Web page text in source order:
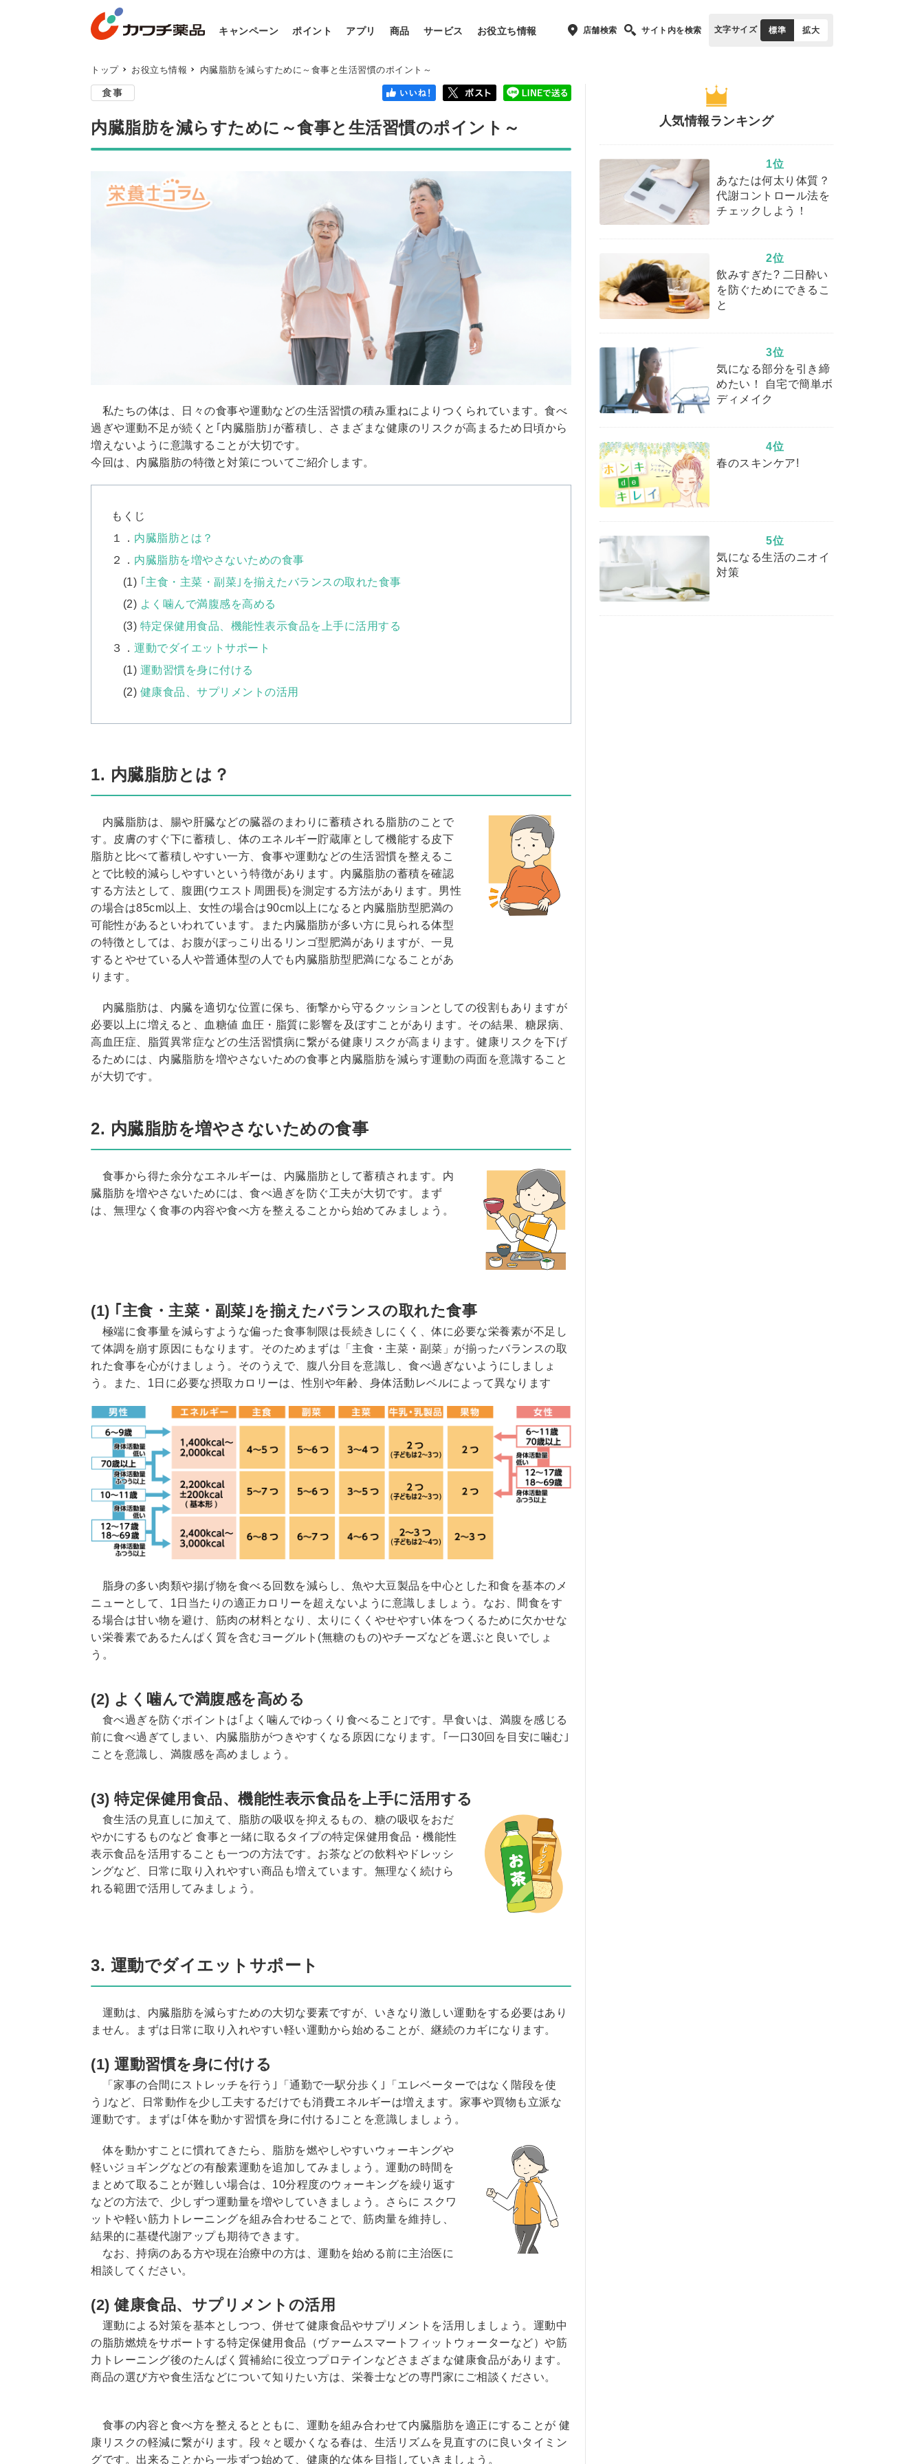
キャンペーン ポイント アプリ 商品 サービス お役立ち情報 店舗検索 サイト内を検索 文字サイズ 標準 拡大
トップ お役立ち情報 内臓脂肪を減らすために～食事と生活習慣のポイント～
内臓脂肪を減らすために～食事と生活習慣のポイント～
私たちの体は、日々の食事や運動などの生活習慣の積み重ねによりつくられています。食べ
過ぎや運動不足が続くと｢内臓脂肪｣が蓄積し、さまざまな健康のリスクが高まるため日頃から
増えないように意識することが大切です。
今回は、内臓脂肪の特徴と対策についてご紹介します。
もくじ
１． 内臓脂肪とは？
２． 内臓脂肪を増やさないための食事
(1) ｢主食・主菜・副菜｣を揃えたバランスの取れた食事
(2) よく噛んで満腹感を高める
(3) 特定保健用食品、機能性表示食品を上手に活用する
３． 運動でダイエットサポート
(1) 運動習慣を身に付ける
(2) 健康食品、サプリメントの活用
1. 内臓脂肪とは？
内臓脂肪は、腸や肝臓などの臓器のまわりに蓄積される脂肪のことで
す。皮膚のすぐ下に蓄積し、体のエネルギー貯蔵庫として機能する皮下
脂肪と比べて蓄積しやすい一方、食事や運動などの生活習慣を整えるこ
とで比較的減らしやすいという特徴があります。内臓脂肪の蓄積を確認
する方法として、腹囲(ウエスト周囲長)を測定する方法があります。男性
の場合は85cm以上、女性の場合は90cm以上になると内臓脂肪型肥満の
可能性があるといわれています。また内臓脂肪が多い方に見られる体型
の特徴としては、お腹がぽっこり出るリンゴ型肥満がありますが、一見
するとやせている人や普通体型の人でも内臓脂肪型肥満になることがあ
ります。
内臓脂肪は、内臓を適切な位置に保ち、衝撃から守るクッションとしての役割もありますが
必要以上に増えると、血糖値 血圧・脂質に影響を及ぼすことがあります。その結果、糖尿病、
高血圧症、脂質異常症などの生活習慣病に繋がる健康リスクが高まります。健康リスクを下げ
るためには、内臓脂肪を増やさないための食事と内臓脂肪を減らす運動の両面を意識すること
が大切です。
2. 内臓脂肪を増やさないための食事
食事から得た余分なエネルギーは、内臓脂肪として蓄積されます。内
臓脂肪を増やさないためには、食べ過ぎを防ぐ工夫が大切です。まず
は、無理なく食事の内容や食べ方を整えることから始めてみましょう。
(1) ｢主食・主菜・副菜｣を揃えたバランスの取れた食事
極端に食事量を減らすような偏った食事制限は長続きしにくく、体に必要な栄養素が不足し
て体調を崩す原因にもなります。そのためまずは「主食・主菜・副菜」が揃ったバランスの取
れた食事を心がけましょう。そのうえで、腹八分目を意識し、食べ過ぎないようにしましょ
う。また、1日に必要な摂取カロリーは、性別や年齢、身体活動レベルによって異なります
脂身の多い肉類や揚げ物を食べる回数を減らし、魚や大豆製品を中心とした和食を基本のメ
ニューとして、1日当たりの適正カロリーを超えないように意識しましょう。なお、間食をす
る場合は甘い物を避け、筋肉の材料となり、太りにくくやせやすい体をつくるために欠かせな
い栄養素であるたんぱく質を含むヨーグルト(無糖のもの)やチーズなどを選ぶと良いでしょ
う。
(2) よく噛んで満腹感を高める
食べ過ぎを防ぐポイントは｢よく噛んでゆっくり食べること｣です。早食いは、満腹を感じる
前に食べ過ぎてしまい、内臓脂肪がつきやすくなる原因になります。｢一口30回を目安に噛む｣
ことを意識し、満腹感を高めましょう。
(3) 特定保健用食品、機能性表示食品を上手に活用する
食生活の見直しに加えて、脂肪の吸収を抑えるもの、糖の吸収をおだ
やかにするものなど 食事と一緒に取るタイプの特定保健用食品・機能性
表示食品を活用することも一つの方法です。お茶などの飲料やドレッシ
ングなど、日常に取り入れやすい商品も増えています。無理なく続けら
れる範囲で活用してみましょう。
3. 運動でダイエットサポート
運動は、内臓脂肪を減らすための大切な要素ですが、いきなり激しい運動をする必要はあり
ません。まずは日常に取り入れやすい軽い運動から始めることが、継続のカギになります。
(1) 運動習慣を身に付ける
「家事の合間にストレッチを行う｣「通勤で一駅分歩く｣「エレベーターではなく階段を使
う｣など、日常動作を少し工夫するだけでも消費エネルギーは増えます。家事や買物も立派な
運動です。まずは｢体を動かす習慣を身に付ける｣ことを意識しましょう。
体を動かすことに慣れてきたら、脂肪を燃やしやすいウォーキングや
軽いジョギングなどの有酸素運動を追加してみましょう。運動の時間を
まとめて取ることが難しい場合は、10分程度のウォーキングを繰り返す
などの方法で、少しずつ運動量を増やしていきましょう。さらに スクワ
ットや軽い筋力トレーニングを組み合わせることで、筋肉量を維持し、
結果的に基礎代謝アップも期待できます。
なお、持病のある方や現在治療中の方は、運動を始める前に主治医に
相談してください。
(2) 健康食品、サプリメントの活用
運動による対策を基本としつつ、併せて健康食品やサプリメントを活用しましょう。運動中
の脂肪燃焼をサポートする特定保健用食品（ヴァームスマートフィットウォーターなど）や筋
力トレーニング後のたんぱく質補給に役立つプロテインなどさまざまな健康食品があります。
商品の選び方や食生活などについて知りたい方は、栄養士などの専門家にご相談ください。
食事の内容と食べ方を整えるとともに、運動を組み合わせて内臓脂肪を適正にすることが 健
康リスクの軽減に繋がります。段々と暖かくなる春は、生活リズムを見直すのに良いタイミン
グです。出来ることから一歩ずつ始めて、健康的な体を目指していきましょう。
人気情報ランキング
1位
あなたは何太り体質？
代謝コントロール法を
チェックしよう！
2位
飲みすぎた? 二日酔い
を防ぐためにできるこ
と
3位
気になる部分を引き締
めたい！ 自宅で簡単ボ
ディメイク
4位
春のスキンケア!
5位
気になる生活のニオイ
対策